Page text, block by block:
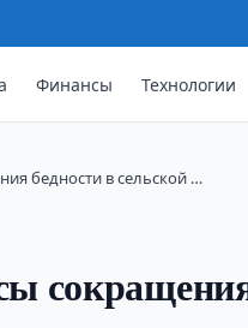
Финансы Технологии
бедности в сельской …